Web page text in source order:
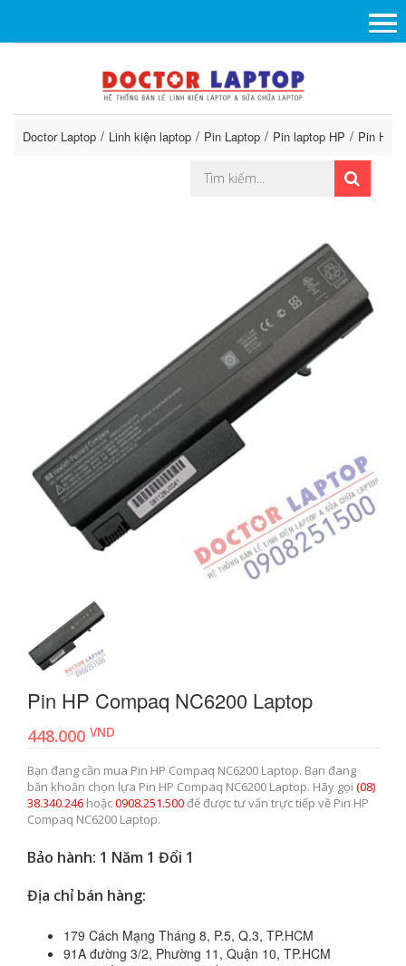
Doctor Laptop Linh kiện laptop Pin Laptop Pin laptop HP Pin HP
Pin HP Compaq NC6200 Laptop
448.000 VND
Bạn đang cần mua Pin HP Compaq NC6200 Laptop. Bạn đang
băn khoăn chọn lựa Pin HP Compaq NC6200 Laptop. Hãy gọi (08)
38.340.246 hoặc0908.251.500để được tư vấn trực tiếp về Pin HP
Compaq NC6200 Laptop.
Bảo hành: 1 Năm 1 Đổi 1
Địa chỉ bán hàng:
179 Cách Mạng Tháng 8, P.5, Q.3, TP.HCM
91A đường 3/2, Phường 11, Quận 10, TP.HCM